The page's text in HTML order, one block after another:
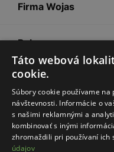
Firma Wojas
Pokyny
Táto webová
cookie.
Súbory cookie používame
návštevnosti. Informácie o
s našimi reklamnými a
kombinovať s inými
zhromaždili pri používaní ich
údajov